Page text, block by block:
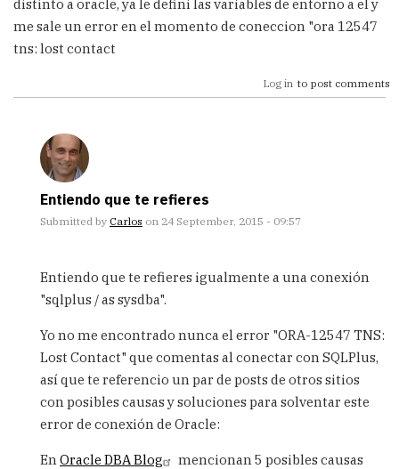
distinto a oracle, ya le defini las variables de entorno a el y
me sale un error en el momento de coneccion "ora 12547
tns: lost contact
Log in to post comments
Entiendo que te refieres
Submitted by Carlos on 24 September, 2015 - 09:57
reply
buen
trato
de
conectarme
yenifer
(not
Entiendo que te refieres igualmente a una conexión
"sqlplus / as sysdba".
Yo no me encontrado nunca el error "ORA-12547 TNS:
Lost Contact" que comentas al conectar con SQLPlus,
así que te referencio un par de posts de otros sitios
con posibles causas y soluciones para solventar este
error de conexión de Oracle:
En Oracle DBA Blog
mencionan 5 posibles causas